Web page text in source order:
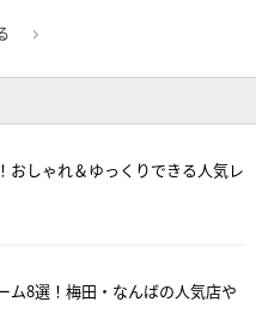
おしゃれ＆ゆっくりできる人気レ
ム8選！梅田・なんばの人気店や